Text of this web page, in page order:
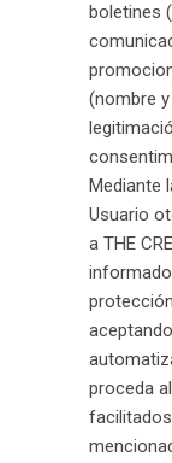
boletines
(nombre
Mediante
Usuario
a THE
proceda